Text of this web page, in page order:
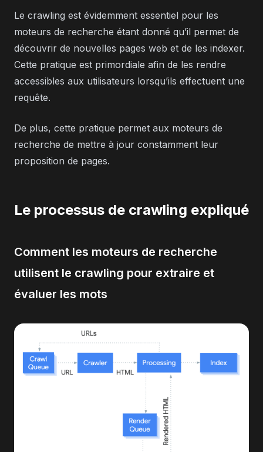
Le crawling est évidemment essentiel pour les
moteurs de recherche étant donné qu’il permet de
découvrir de nouvelles pages web et de les indexer.
Cette pratique est primordiale afin de les rendre
accessibles aux utilisateurs lorsqu’ils effectuent une
requête.
De plus, cette pratique permet aux moteurs de
recherche de mettre à jour constamment leur
proposition de pages.
Le processus de crawling expliqué
Comment les moteurs de recherche
utilisent le crawling pour extraire et
évaluer les mots